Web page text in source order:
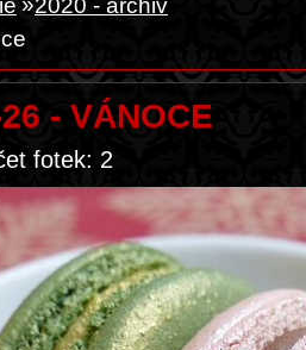
2020 - archiv
- VÁNOCE
fotek: 2